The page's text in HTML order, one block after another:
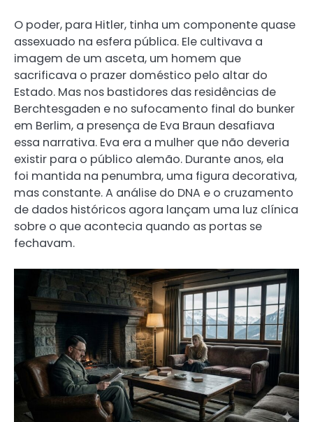
O poder, para Hitler, tinha um componente quase
assexuado na esfera pública. Ele cultivava a
imagem de um asceta, um homem que
sacrificava o prazer doméstico pelo altar do
Estado. Mas nos bastidores das residências de
Berchtesgaden e no sufocamento final do bunker
em Berlim, a presença de Eva Braun desafiava
essa narrativa. Eva era a mulher que não deveria
existir para o público alemão. Durante anos, ela
foi mantida na penumbra, uma figura decorativa,
mas constante. A análise do DNA e o cruzamento
de dados históricos agora lançam uma luz clínica
sobre o que acontecia quando as portas se
fechavam.